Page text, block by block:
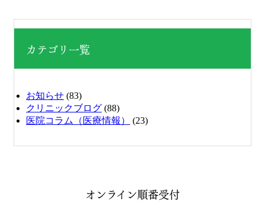
カテゴリ一覧
お知らせ (83)
クリニックブログ (88)
医院コラム（医療情報）
(23)
オンライン順番受付